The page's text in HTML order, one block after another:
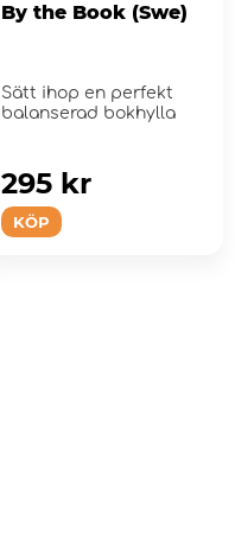
By the Book (Swe)
Sätt ihop en perfekt
balanserad bokhylla
KÖP
295 kr